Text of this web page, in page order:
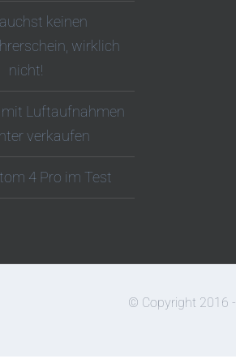
keinen
wirklich
nicht!
Luftaufnahmen
verkaufen
4 Pro im Test
© Copyright 2016 -